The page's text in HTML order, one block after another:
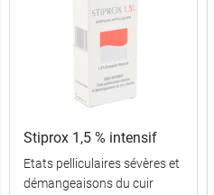
Stiprox 1,5 % intensif
Etats pelliculaires sévères et
démangeaisons du cuir